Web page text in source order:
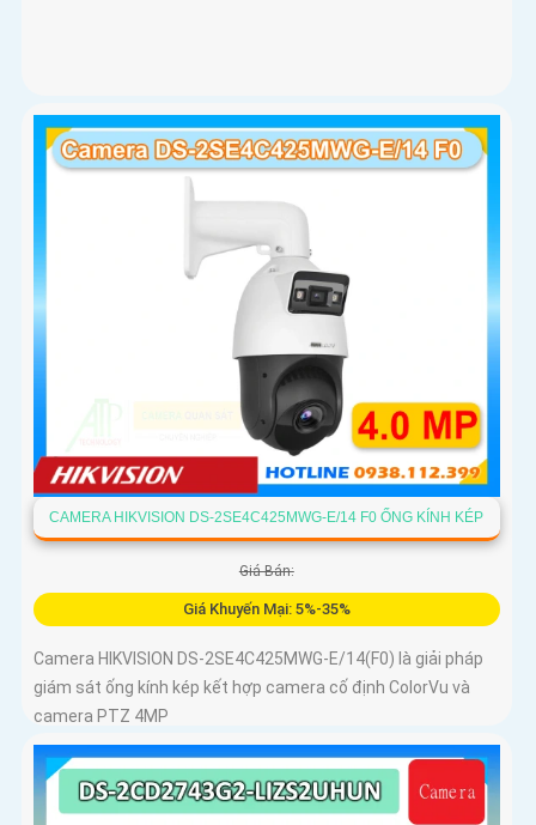
CAMERA HIKVISION DS-2SE4C425MWG-E/14 F0 ỐNG KÍNH KÉP
Giá Bán:
Giá Khuyến Mại: 5%-35%
Camera HIKVISION DS-2SE4C425MWG-E/14(F0) là giải pháp
giám sát ống kính kép kết hợp camera cố định ColorVu và
camera PTZ 4MP